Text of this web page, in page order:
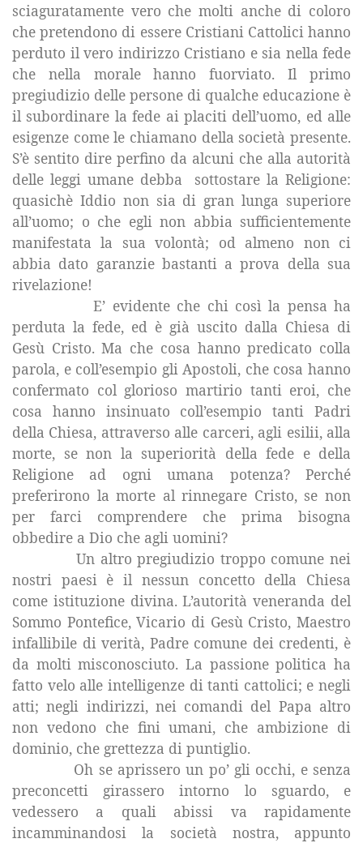
sciaguratamente vero che molti anche di coloro
che pretendono di essere Cristiani Cattolici hanno
perduto il vero indirizzo Cristiano e sia nella fede
che nella morale hanno fuorviato. Il primo
pregiudizio delle persone di qualche educazione è
il subordinare la fede ai placiti dell’uomo, ed alle
esigenze come le chiamano della società presente.
S’è sentito dire perfino da alcuni che alla autorità
delle leggi umane debba
sottostarela Religione:
quasichè Iddio non sia di gran lunga superiore
all’uomo; o che egli non abbia sufficientemente
manifestata la sua volontà; od almeno non ci
abbia dato garanzie bastanti a prova della sua
rivelazione!
E’ evidente che chi così la pensa ha
perduta la fede, ed è già uscito dalla Chiesa di
Gesù Cristo. Ma che cosa hanno predicato colla
parola, e coll’esempio gli Apostoli, che cosa hanno
confermato col glorioso martirio tanti eroi, che
cosa hanno insinuato coll’esempio tanti Padri
della Chiesa, attraverso alle carceri, agli esilii, alla
morte, se non la superiorità della fede e della
Religione ad ogni umana potenza? Perché
preferirono la morte al rinnegare Cristo, se non
per farci comprendere che prima bisogna
obbedire a Dio che agli uomini?
Un altro pregiudizio troppo comune nei
nostri paesi è il nessun concetto della Chiesa
come istituzione divina. L’autorità veneranda del
Sommo Pontefice, Vicario di Gesù Cristo, Maestro
infallibile di verità, Padre comune dei credenti, è
da molti misconosciuto. La passione politica ha
fatto velo alle intelligenze di tanti cattolici; e negli
atti; negli indirizzi, nei comandi del Papa altro
non vedono che fini umani, che ambizione di
dominio, che grettezza di puntiglio.
Oh se aprissero un po’ gli occhi, e senza
preconcetti girassero intorno lo sguardo, e
vedessero a quali abissi va rapidamente
incamminandosi la società nostra, appunto